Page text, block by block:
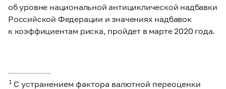
об уровне национальной антициклической надбавки
Российской Федерации и значениях надбавок
к коэффициентам риска, пройдет в марте 2020 года.
1 С устранением фактора валютной переоценки